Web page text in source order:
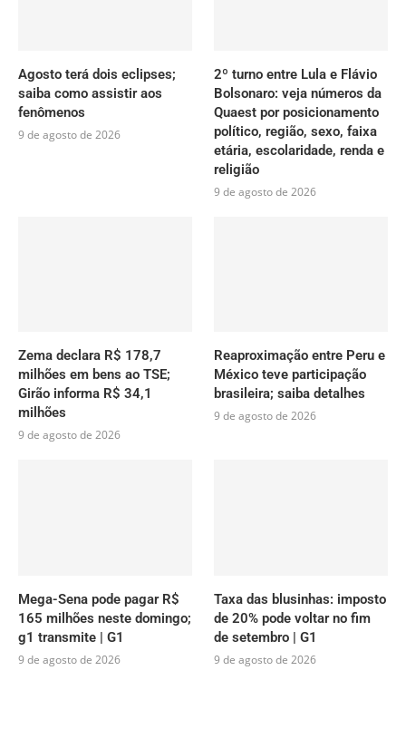
Agosto terá dois eclipses;
saiba como assistir aos
fenômenos
9 de agosto de 2026
2º turno entre Lula e Flávio
Bolsonaro: veja números da
Quaest por posicionamento
político, região, sexo, faixa
etária, escolaridade, renda e
religião
9 de agosto de 2026
Zema declara R$ 178,7
milhões em bens ao TSE;
Girão informa R$ 34,1
milhões
9 de agosto de 2026
Reaproximação entre Peru e
México teve participação
brasileira; saiba detalhes
9 de agosto de 2026
Mega-Sena pode pagar R$
165 milhões neste domingo;
g1 transmite | G1
9 de agosto de 2026
Taxa das blusinhas: imposto
de 20% pode voltar no fim
de setembro | G1
9 de agosto de 2026